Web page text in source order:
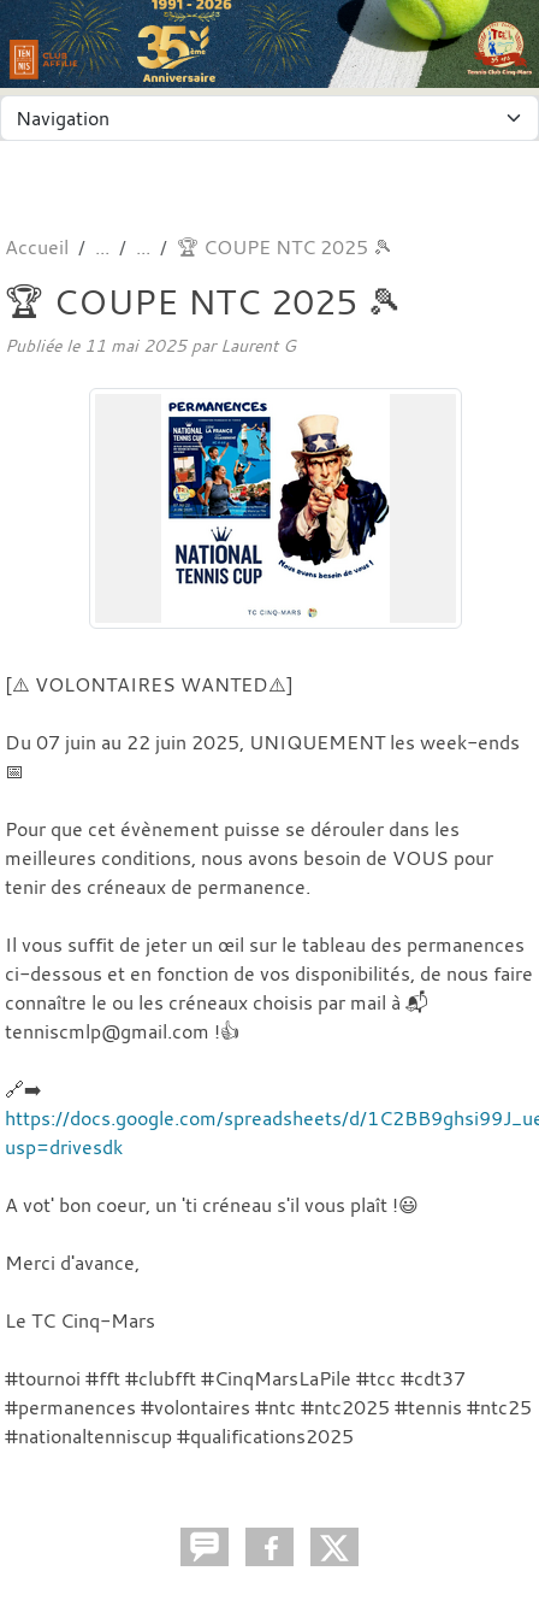
Accueil 🏆 COUPE NTC 2025 🎾
🏆 COUPE NTC 2025 🎾
Publiée le 11 mai 2025par Laurent G
[⚠️ VOLONTAIRES WANTED⚠️]
Du 07 juin au 22 juin 2025, UNIQUEMENT les week-ends
📅
Pour que cet évènement puisse se dérouler dans les
meilleures conditions, nous avons besoin de VOUS pour
tenir des créneaux de permanence.
Il vous suffit de jeter un œil sur le tableau des permanences
ci-dessous et en fonction de vos disponibilités, de nous faire
connaître le ou les créneaux choisis par mail à 📬
tenniscmlp@gmail.com !👍
🔗➡️
https://docs.google.com/spreadsheets/d/
usp=drivesdk
A vot' bon coeur, un 'ti créneau s'il vous plaît !😃
Merci d'avance,
Le TC Cinq-Mars
#tournoi #fft #clubfft #CinqMarsLaPile #tcc #cdt37
#permanences #volontaires #ntc #ntc2025 #tennis #ntc25
#nationaltenniscup #qualifications2025
Panneau de gestion des cookies